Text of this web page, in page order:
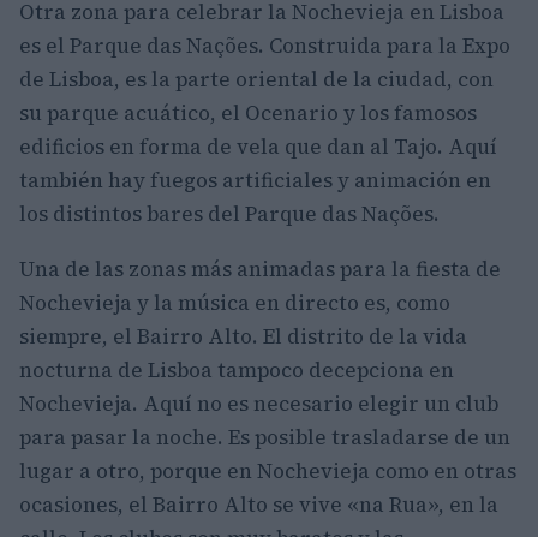
Otra zona para celebrar la Nochevieja en Lisboa
es el Parque das Nações. Construida para la Expo
de Lisboa, es la parte oriental de la ciudad, con
su parque acuático, el Ocenario y los famosos
edificios en forma de vela que dan al Tajo. Aquí
también hay fuegos artificiales y animación en
los distintos bares del Parque das Nações.
Una de las zonas más animadas para la fiesta de
Nochevieja y la música en directo es, como
siempre, el Bairro Alto. El distrito de la vida
nocturna de Lisboa tampoco decepciona en
Nochevieja. Aquí no es necesario elegir un club
para pasar la noche. Es posible trasladarse de un
lugar a otro, porque en Nochevieja como en otras
ocasiones, el Bairro Alto se vive «na Rua», en la